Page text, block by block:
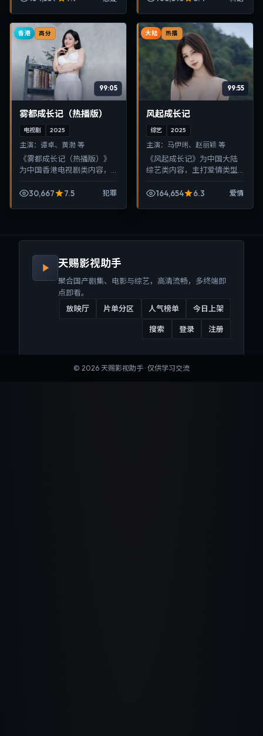
香港 高分
99:05
雾都成长记（热播版）
电视剧 2025
主演： 谭卓、黄渤 等
《雾都成长记（热播版）》
为中国香港电视剧类内容，
凑、画面清晰，适合移动端
30,667 7.5 犯罪
大陆 热播
99:55
风起成长记
综艺 2025
主演： 马伊琍、赵丽颖 等
《风起成长记》为中国大陆
综艺类内容，主打爱情类型
晰，适合移动端与电视端随
164,654 6.3 爱情
天赐影视助手
聚合国产剧集、电影与综艺，高清流畅，多终端即
点即看。
放映厅
片单分区 人气榜单 今日上架
搜索 登录 注册
© 2026 天赐影视助手 · 仅供学习交流